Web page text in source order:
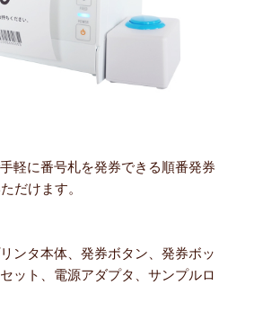
軽に番号札を発券できる順番発券
だけます。
ンタ本体、発券ボタン、発券ボッ
ット、電源アダプタ、サンプルロ